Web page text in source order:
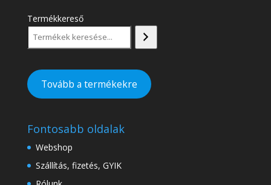
Termékkereső
Tovább a termékekre
Fontosabb oldalak
Webshop
Szállítás, fizetés, GYIK